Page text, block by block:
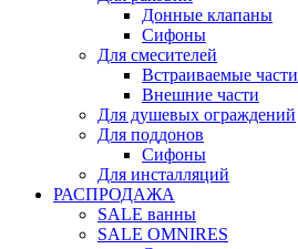
Донные клапаны
Сифоны
Для смесителей
Встраиваемые части
Внешние части
Для душевых ограждений
Для поддонов
Сифоны
Для инсталляций
РАСПРОДАЖА
SALE ванны
SALE OMNIRES